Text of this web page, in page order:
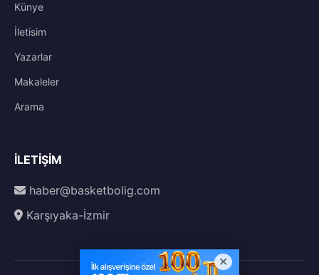
Künye
İletisim
Yazarlar
Makaleler
Arama
İLETIŞIM
haber@basketbolig.com
Karşıyaka-İzmir